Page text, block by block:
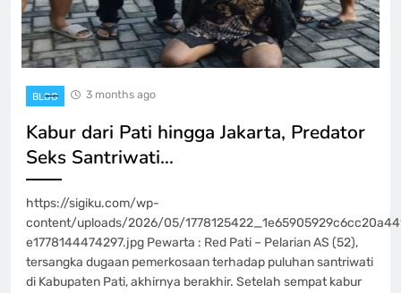
BLOG 3 months ago
Kabur dari Pati hingga Jakarta, Predator
Seks Santriwati…
https://sigiku.com/wp-
content/uploads/2026/05/
e1778144474297.jpg Pewarta : Red Pati – Pelarian AS (52),
tersangka dugaan pemerkosaan terhadap puluhan santriwati
di Kabupaten Pati, akhirnya berakhir. Setelah sempat kabur